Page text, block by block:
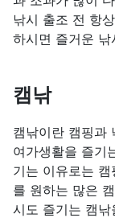
낚시 출조 전 항
하시면 즐거운
캠낚
캠낚이란 캠핑과
여가생활을 즐기
기는 이유로는
를 원하는 많은
시도 즐기는 캠